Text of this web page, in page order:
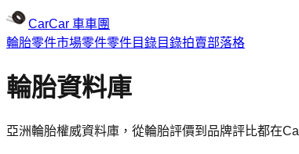
CarCar 車車團
輪胎零件市場零件零件目錄目錄拍賣部落格
輪胎資料庫
亞洲輪胎權威資料庫，從輪胎評價到品牌評比都在